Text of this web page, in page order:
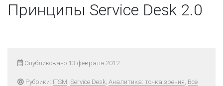
Принципы Service Desk 2.0
Опубликовано 13 февраля 2012
Рубрики: ITSM, Service Desk, Аналитика: точка зрения, Всё